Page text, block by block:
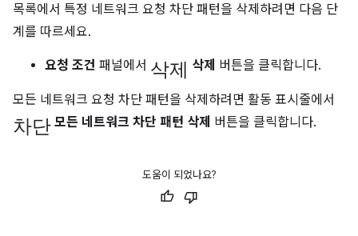
목록에서 특정 네트워크 요청 차단 패턴을 삭제하려면 다음 단
계를 따르세요.
요청 조건 패널에서 삭제 삭제 버튼을 클릭합니다.
모든 네트워크 요청 차단 패턴을 삭제하려면 활동 표시줄에서
차단 모든 네트워크 차단 패턴 삭제 버튼을 클릭합니다.
도움이 되었나요?